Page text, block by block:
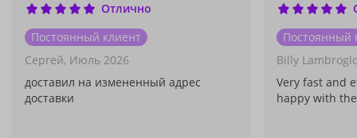
Отлично
Постоянный клиент
Сергей, Июль 2026
доставил на измененный адрес
доставки
Постоянный
Billy
Very fast and
happy with